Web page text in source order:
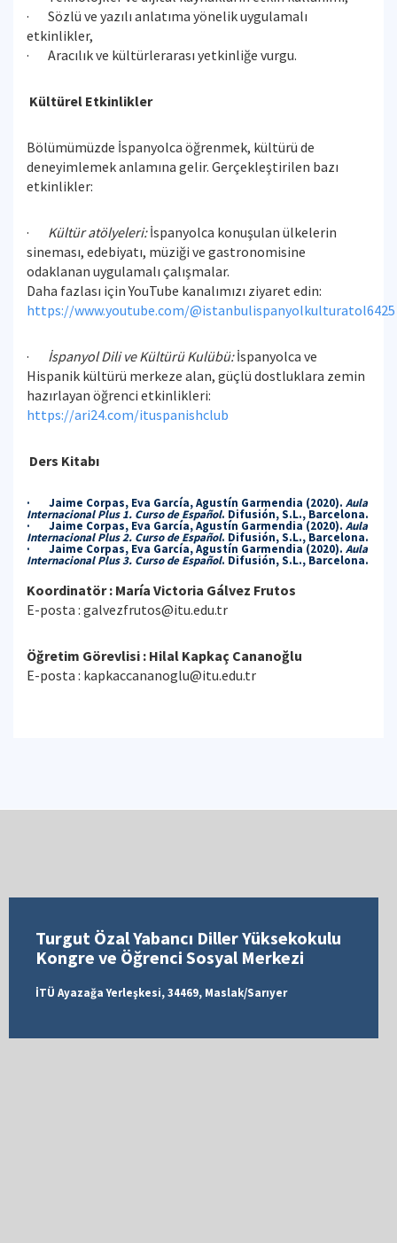
· Sözlü ve yazılı anlatıma yönelik uygulamalı
etkinlikler,
· Aracılık ve kültürlerarası yetkinliğe vurgu.
Kültürel Etkinlikler
Bölümümüzde İspanyolca öğrenmek, kültürü de
deneyimlemek anlamına gelir. Gerçekleştirilen bazı
etkinlikler:
· Kültür atölyeleri:İspanyolca konuşulan ülkelerin
sineması, edebiyatı, müziği ve gastronomisine
odaklanan uygulamalı çalışmalar.
Daha fazlası için YouTube kanalımızı ziyaret edin:
https://www.youtube.com/@istanbulispanyolkulturatol6425
· İspanyol Dili ve Kültürü Kulübü:İspanyolca ve
Hispanik kültürü merkeze alan, güçlü dostluklara zemin
hazırlayan öğrenci etkinlikleri:
https://ari24.com/ituspanishclub
Ders Kitabı
· Jaime Corpas, Eva García, Agustín Garmendia (2020). Aula
Internacional Plus 1. Curso de Español. Difusión, S.L., Barcelona.
· Jaime Corpas, Eva García, Agustín Garmendia (2020). Aula
Internacional Plus 2. Curso de Español. Difusión, S.L., Barcelona.
· Jaime Corpas, Eva García, Agustín Garmendia (2020). Aula
Internacional Plus 3. Curso de Español. Difusión, S.L., Barcelona.
Koordinatör : María Victoria Gálvez Frutos
E-posta : galvezfrutos@itu.edu.tr
Öğretim Görevlisi : Hilal Kapkaç Cananoğlu
E-posta : kapkaccananoglu@itu.edu.tr
Turgut Özal Yabancı Diller Yüksekokulu
Kongre ve Öğrenci Sosyal Merkezi
İTÜ Ayazağa Yerleşkesi, 34469, Maslak/Sarıyer